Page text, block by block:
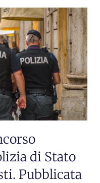
di Stato
Pubblicata